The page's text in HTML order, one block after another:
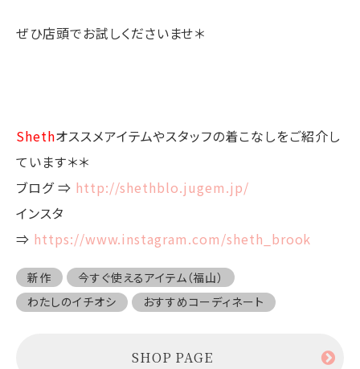
ぜひ店頭でお試しくださいませ＊
Shethオススメアイテムやスタッフの着こなしをご紹介し
ています＊＊
ブログ ⇒ http://shethblo.jugem.jp/
インスタ
⇒ https://www.instagram.com/sheth_brook
新作
今すぐ使えるアイテム（福山）
わたしのイチオシ
おすすめコーディネート
SHOP PAGE